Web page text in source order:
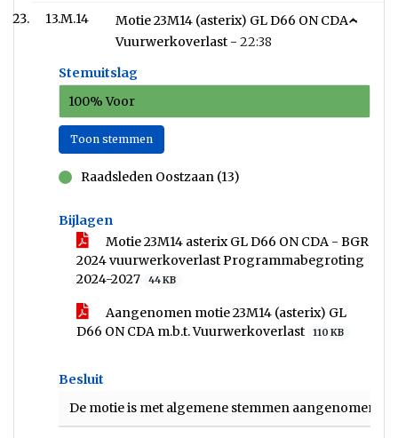
13.M.14
Motie 23M14 (asterix) GL D66 ON CDA -
Vuurwerkoverlast - 22:38
Stemuitslag
100% Voor
Toon stemmen
Raadsleden Oostzaan (13)
Bijlagen
Motie 23M14 asterix GL D66 ON CDA - BGR
2024 vuurwerkoverlast Programmabegroting
2024-2027
44 KB
Aangenomen motie 23M14 (asterix) GL
D66 ON CDA m.b.t. Vuurwerkoverlast
110 KB
Besluit
De motie is met algemene stemmen aangenomen.